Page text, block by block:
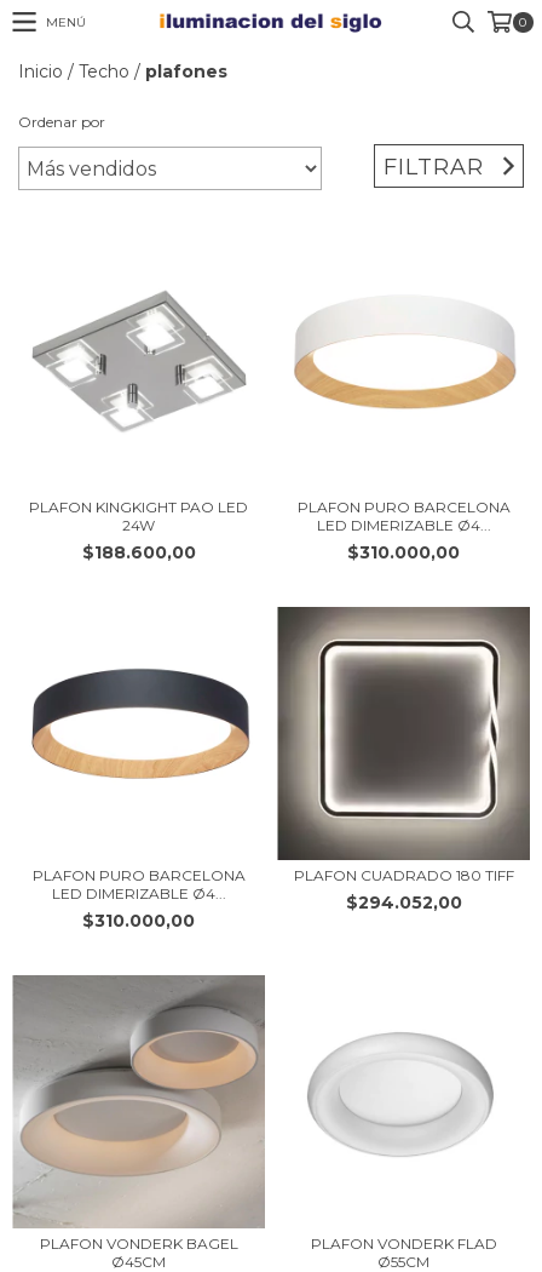
MENÚ 0
Inicio / Techo / plafones
Ordenar por
FILTRAR
PLAFON KINGKIGHT PAO LED
24W
$188.600,00
PLAFON PURO BARCELONA
LED DIMERIZABLE Ø4...
$310.000,00
PLAFON PURO BARCELONA
LED DIMERIZABLE Ø4...
$310.000,00
PLAFON CUADRADO 180 TIFF
$294.052,00
PLAFON VONDERK BAGEL
Ø45CM
PLAFON VONDERK FLAD
Ø55CM